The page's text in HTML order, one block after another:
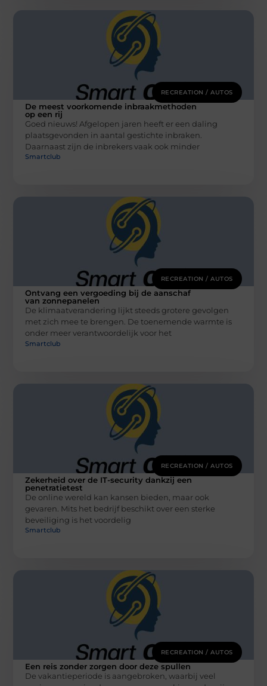
RECREATION / AUTOS
De meest voorkomende inbraakmethoden
op een rij
Goed nieuws! Afgelopen jaren heeft er een daling
plaatsgevonden in aantal gestichte inbraken.
Daarnaast zijn de inbrekers vaak ook minder
Smartclub
RECREATION / AUTOS
Ontvang een vergoeding bij de aanschaf
van zonnepanelen
De klimaatverandering lijkt steeds grotere gevolgen
met zich mee te brengen. De toenemende warmte is
onder meer verantwoordelijk voor het
Smartclub
RECREATION / AUTOS
Zekerheid over de IT-security dankzij een
penetratietest
De online wereld kan kansen bieden, maar ook
gevaren. Mits het bedrijf beschikt over een sterke
beveiliging is het voordelig
Smartclub
RECREATION / AUTOS
Een reis zonder zorgen door deze spullen
De vakantieperiode is aangebroken, waarbij veel